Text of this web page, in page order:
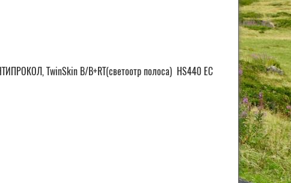
TwinSkin B/B+RT(светоотр полоса) HS440 EC